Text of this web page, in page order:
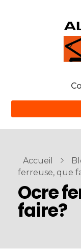
Accueil
ferreuse, que
Ocre
faire?